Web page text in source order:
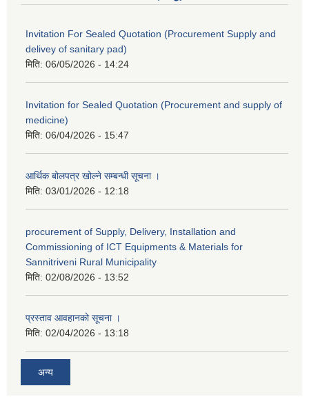
Invitation For Sealed Quotation (Procurement Supply and
delivey of sanitary pad)
मिति: 06/05/2026 - 14:24
Invitation for Sealed Quotation (Procurement and supply of
medicine)
मिति: 06/04/2026 - 15:47
आर्थिक बोलपत्र खोल्ने सम्बन्धी सूचना ।
मिति: 03/01/2026 - 12:18
procurement of Supply, Delivery, Installation and
Commissioning of ICT Equipments & Materials for
Sannitriveni Rural Municipality
मिति: 02/08/2026 - 13:52
प्रस्ताव आवहानको सूचना ।
मिति: 02/04/2026 - 13:18
अन्य